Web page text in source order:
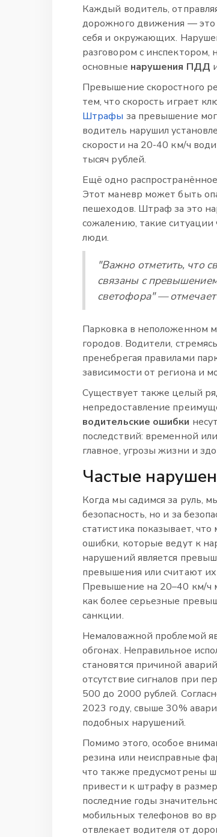
Каждый водитель,
дорожного движения — это
себя и окружающих.
разговором с
основные нарушения ПДД
Превышение скоростного
тем, что скорость играет
Штрафы за превышение
водитель нарушил
скорости на 20-40 км/ч
тысяч рублей.
Ещё одно
Этот маневр может быть
пешеходов. Штраф за это
сожалению, такие ситуации
люди.
"Важно отметить, что
связаны с
светофора" —
Парковка в неположенном
городов. Водители,
пренебрегая правилами
зависимости от региона и
Существует также целый
непредоставление
водительские ошибки
последствий: временной
главное, угрозы жизни и
Частые
Когда мы садимся за руль,
безопасность, но и за
статистика показывает,
ошибки, которые ведут к
нарушений является
превышения или считают
Превышение на 20–40 км/ч
как более серьезные
санкции.
Немаловажной проблемой
обгонах. Неправильное
становятся причиной
отсутствие сигналов при
500 до 2000 рублей.
2023 году, свыше 30%
подобных нарушений.
Помимо этого, особое
резина или неисправные
что также предусмотрены
привести к штрафу в
последние годы
мобильных телефонов во
отвлекает водителя от